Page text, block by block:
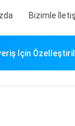
Bizimle
Için